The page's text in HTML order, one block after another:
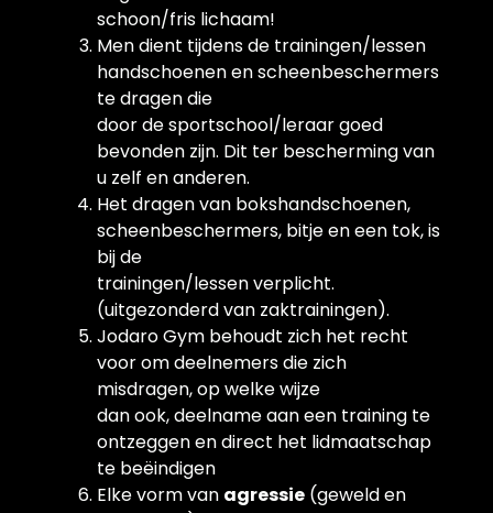
schoon/fris lichaam!
Men dient tijdens de trainingen/lessen
handschoenen en scheenbeschermers
te dragen die
door de sportschool/leraar goed
bevonden zijn. Dit ter bescherming van
u zelf en anderen.
Het dragen van bokshandschoenen,
scheenbeschermers, bitje en een tok, is
bij de
trainingen/lessen verplicht.
(uitgezonderd van zaktrainingen).
Jodaro Gym behoudt zich het recht
voor om deelnemers die zich
misdragen, op welke wijze
dan ook, deelname aan een training te
ontzeggen en direct het lidmaatschap
te beëindigen
Elke vorm van agressie (geweld en